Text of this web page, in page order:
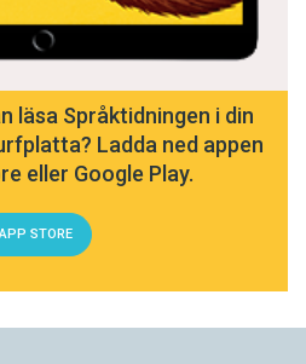
läsa Språktidningen i din
Ladda ned appen
eller Google Play.
STORE